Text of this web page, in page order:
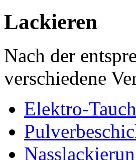
Lackieren
Nach der
verschiedene
Elektro-